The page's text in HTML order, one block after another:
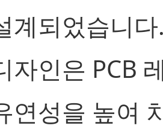
계되었습니
자인은 PCB
연성을 높여